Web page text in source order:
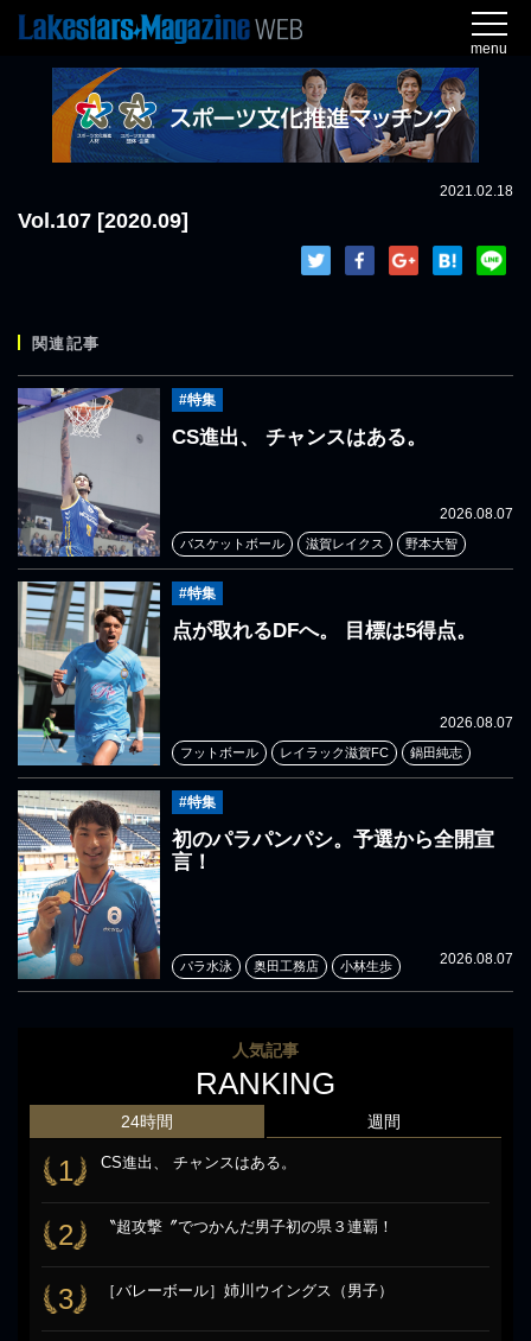
menu
2021.02.18
Vol.107 [2020.09]
関連記事
#特集
CS進出、 チャンスはある。
2026.08.07
バスケットボール 滋賀レイクス 野本大智
#特集
点が取れるDFへ。 目標は5得点。
2026.08.07
フットボール レイラック滋賀FC 鍋田純志
#特集
初のパラパンパシ。予選から全開宣
言！
2026.08.07
パラ水泳 奥田工務店 小林生歩
人気記事
RANKING
24時間
1 CS進出、 チャンスはある。
2 〝超攻撃〞でつかんだ男子初の県３連覇！
3 ［バレーボール］姉川ウイングス（男子）
週間